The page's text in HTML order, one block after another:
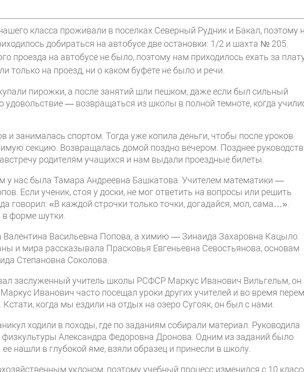
класса проживали в поселках Северный Рудник и Бакал, поэтому
добираться на автобусе две остановки: 1/2 и шахта № 205.
проезда на автобусе не было, поэтому нам приходилось ехать за
только на проезд, ни о каком буфете не было и речи.
пирожки, а после занятий шли пешком, даже если был сильный
удовольствие — возвращаться из школы в полной темноте, когда
и занималась спортом. Тогда уже копила деньги, чтобы после уроков
секцию. Возвращалась домой поздно вечером. Позднее
родителям учащихся и нам выдали проездные билеты.
у нас была Тамара Андреевна Башкатова. Учителем математики —
Если ученик, стоя у доски, не мог ответить на вопросы или решить
говорил: «В каждой строчки только точки, догадайся, мол, сама…».
в форме шутки.
Валентина Васильевна Попова, а химию — Зинаида Захаровна Кацыло.
и мира рассказывала Прасковья Евгеньевна Севостьянова, основам
Степановна Соколова.
заслуженный учитель школы РСФСР Маркус Иванович Вильгельм,
Иванович часто посещал уроки других учителей и во время
Кстати, когда мы ездили на отдых на озеро Сугояк, он был с нами.
ходили в походы, где по заданиям собирали материал. Руководила
физкультуры Александра Федоровна Дронова. Одним из заданий было
нашли в глубокой яме, взяли образец и принесли в школу.
уклоном, поэтому учебный процесс изменился с 10